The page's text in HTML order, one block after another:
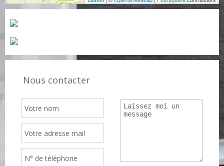
Nous contacter